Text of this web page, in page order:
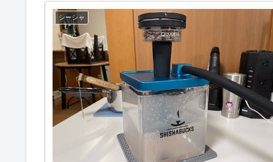
シーシャ